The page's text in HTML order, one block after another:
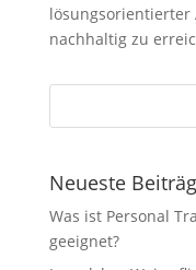
lösungsorientierter
nachhaltig zu
Neueste
Was ist Personal
geeignet?